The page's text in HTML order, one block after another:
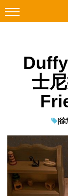
Facebook
科技焦點
教學評測
EduTech
IT Times
士
|徐